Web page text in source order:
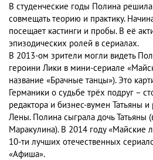
В студенческие годы Полина
совмещать теорию и практику.
посещает кастинги и пробы. В её
эпизодических ролей в сериалах.
В 2013-ом зрители могли видеть
героини Лики в мини-сериале
название «Брачные танцы»). Это
Германики о судьбе трёх подруг –
редактора и бизнес-вумен Татьяны
Лены. Полина сыграла дочь Татьяны
Маракулина). В 2014 году «Майские
10-ти лучших отечественных
«Афиша».